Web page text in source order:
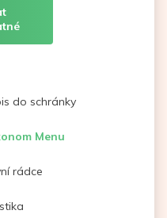
do schránky
Menu
rádce